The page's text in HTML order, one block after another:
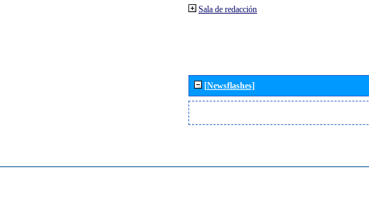
Sala de redacción
[Newsflashes]